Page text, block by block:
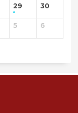
29 30
5 6